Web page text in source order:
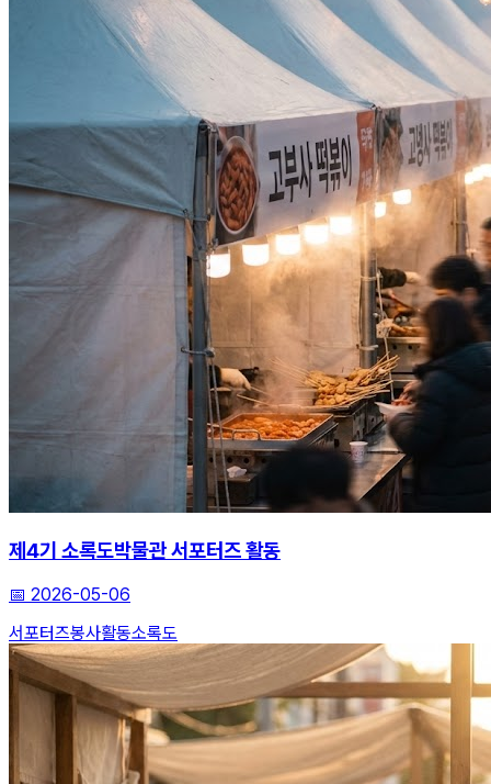
제4기 소록도박물관 서포터즈 활동
📅 2026-05-06
서포터즈봉사활동소록도